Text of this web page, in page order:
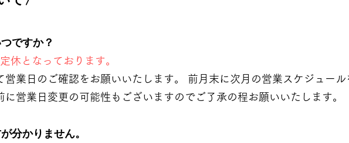
ですか？
休となっております。
営業日のご確認をお願いいたします。 前月末に次月の営業スケジュール
に営業日変更の可能性もございますのでご了承の程お願いいたします。
分かりません。